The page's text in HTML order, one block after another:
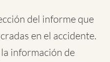
del informe que
en el accidente.
información de